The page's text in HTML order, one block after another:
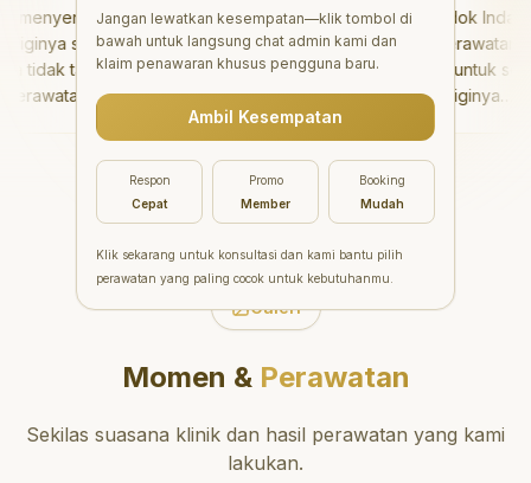
sangat baik
takut sama
tidak
setelahnya.
pergi ke dokter
"Aesthetic Pondok Indah
menawarkan perawatan gigi
yang luar biasa untuk semua
orang. Dokter giginya
profesional, ramah, dan
meluangkan waktu untuk
mengedukasi pasien tentang
kesehatan gigi dan mulut
yang baik. Klinik ini terletak
daerah yang strategis,
sehingga nyaman untuk
dikunjungi. Sangat
direkomendasikan untuk
dan berkualitas!
Galeri
Momen &Perawatan
Sekilas suasana klinik dan hasil perawatan yang kami
lakukan.
Jangan lewatkan kesempatan—klik tombol di
bawah untuk langsung chat admin kami dan
klaim penawaran khusus pengguna baru.
Ambil Kesempatan
Respon
Cepat
Promo
Member
Booking
Mudah
Klik sekarang untuk konsultasi dan kami bantu pilih
perawatan yang paling cocok untuk kebutuhanmu.